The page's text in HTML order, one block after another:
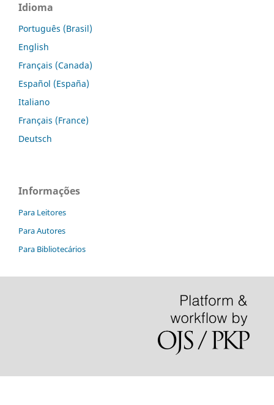
Idioma
Português (Brasil)
English
Français (Canada)
Español (España)
Italiano
Français (France)
Deutsch
Informações
Para Leitores
Para Autores
Para Bibliotecários